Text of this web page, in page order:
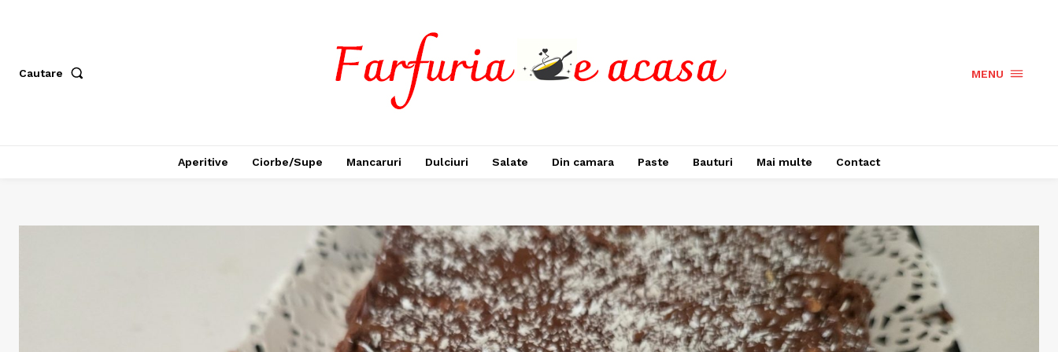
Cautare MENU
Aperitive Ciorbe/Supe Mancaruri Dulciuri Salate Din camara Paste Bauturi Mai multe Contact